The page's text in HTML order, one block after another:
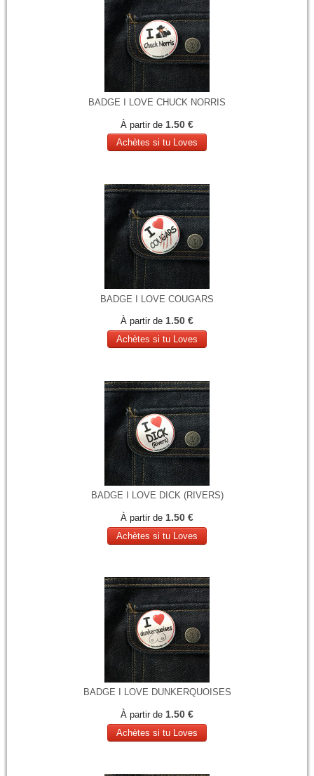
BADGE I LOVE CHUCK NORRIS
À partir de 1.50 €
Achètes si tu Loves
BADGE I LOVE COUGARS
À partir de 1.50 €
Achètes si tu Loves
BADGE I LOVE DICK (RIVERS)
À partir de 1.50 €
Achètes si tu Loves
BADGE I LOVE DUNKERQUOISES
À partir de 1.50 €
Achètes si tu Loves